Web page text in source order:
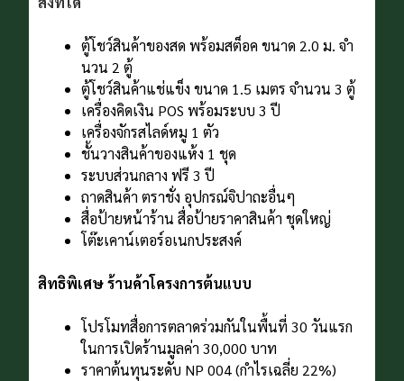
ตู้โชว์สินค้าของสด พร้อมสต็อค ขนาด 2.0 ม. จํา
นวน 2 ตู้
ตู้โชว์สินค้าแช่แข็ง ขนาด 1.5 เมตร จํานวน 3 ตู้
เครื่องคิดเงิน POS พร้อมระบบ 3 ปี
เครื่องจักรสไลด์หมู 1 ตัว
ชั้นวางสินค้าของแห้ง 1 ชุด
ระบบส่วนกลาง ฟรี 3 ปี
ถาดสินค้า ตราชั่ง อุปกรณ์จิปาถะอื่นๆ
สื่อป้ายหน้าร้าน สื่อป้ายราคาสินค้า ชุดใหญ่
โต๊ะเคาน์เตอร์อเนกประสงค์
สิทธิพิเศษ ร้านค้าโครงการต้นแบบ
โปรโมทสื่อการตลาดร่วมกันในพื้นที่ 30 วันแรก
ในการเปิดร้านมูลค่า 30,000 บาท
ราคาต้นทุนระดับ NP 004 (กําไรเฉลี่ย 22%)